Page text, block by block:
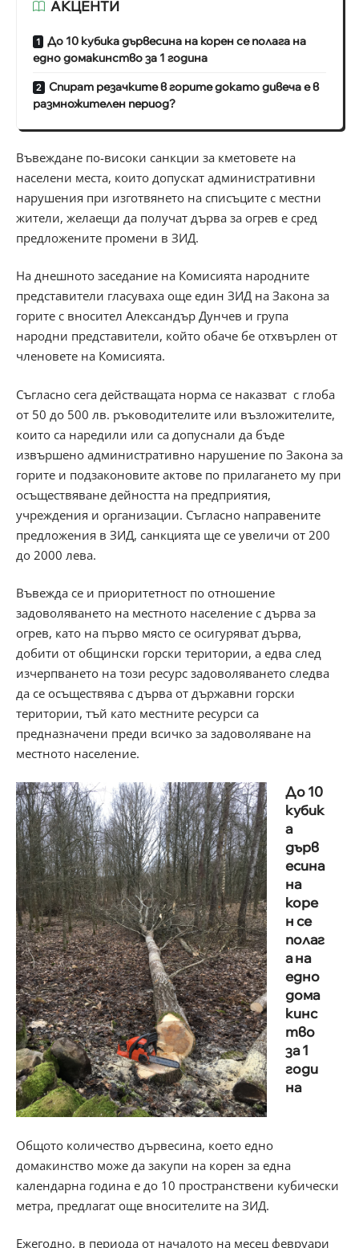
АКЦЕНТИ
До 10 кубика дървесина на корен се полага на
едно домакинство за 1 година
Спират резачките в горите докато дивеча е в
размножителен период?
Въвеждане по-високи санкции за кметовете на
населени места, които допускат административни
нарушения при изготвянето на списъците с местни
жители, желаещи да получат дърва за огрев е сред
предложените промени в ЗИД.
На днешното заседание на Комисията народните
представители гласуваха още един ЗИД на Закона за
горите с вносител Александър Дунчев и група
народни представители, който обаче бе отхвърлен от
членовете на Комисията.
Съгласно сега действащата норма се наказват с глоба
от 50 до 500 лв. ръководителите или възложителите,
които са наредили или са допуснали да бъде
извършено административно нарушение по Закона за
горите и подзаконовите актове по прилагането му при
осъществяване дейността на предприятия,
учреждения и организации. Съгласно направените
предложения в ЗИД, санкцията ще се увеличи от 200
до 2000 лева.
Въвежда се и приоритетност по отношение
задоволяването на местното население с дърва за
огрев, като на първо място се осигуряват дърва,
добити от общински горски територии, а едва след
изчерпването на този ресурс задоволяването следва
да се осъществява с дърва от държавни горски
територии, тъй като местните ресурси са
предназначени преди всичко за задоволяване на
местното население.
До 10
кубик
а
дърв
есина
на
коре
н се
полаг
а на
едно
дома
кинс
тво
за 1
годи
на
Общото количество дървесина, което едно
домакинство може да закупи на корен за една
календарна година е до 10 пространствени кубически
метра, предлагат още вносителите на ЗИД.
Ежегодно, в периода от началото на месец февруари